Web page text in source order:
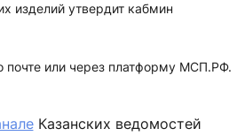
изделий утвердит кабмин
почте или через платформу МСП.РФ.
Казанских ведомостей